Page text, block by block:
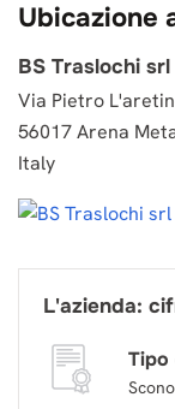
Ubicazione
BS Traslochi srl
Via Pietro
56017 Arena
Italy
L'azienda:
Tipo